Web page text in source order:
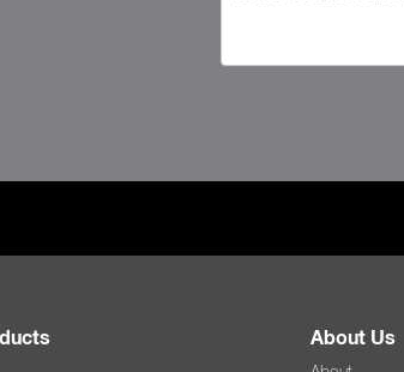
About Us